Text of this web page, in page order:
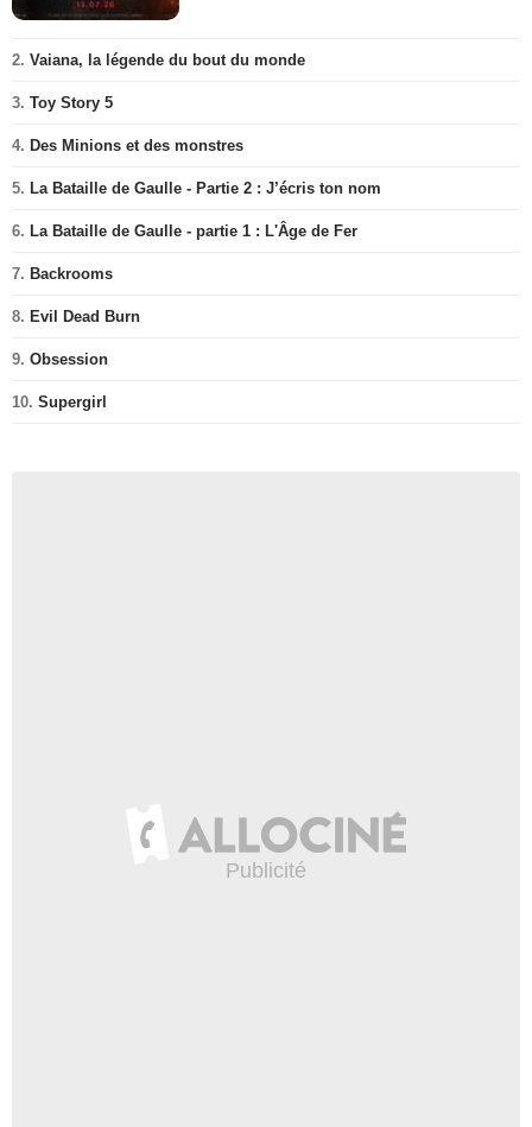
2. Vaiana, la légende du bout du monde
3. Toy Story 5
4. Des Minions et des monstres
5. La Bataille de Gaulle - Partie 2 : J’écris ton nom
6. La Bataille de Gaulle - partie 1 : L'Âge de Fer
7. Backrooms
8. Evil Dead Burn
9. Obsession
10. Supergirl